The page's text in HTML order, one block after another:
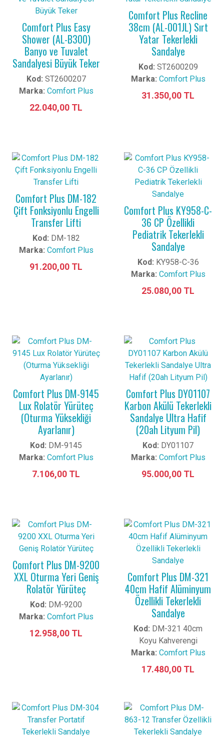
Comfort Plus Easy
Shower (AL-B300)
Banyo ve Tuvalet
Sandalyesi Büyük Teker
Kod: ST2600207
Marka: Comfort Plus
22.040,00 TL
Comfort Plus Recline
38cm (AL-001JL) Sırt
Yatar Tekerlekli
Sandalye
Kod: ST2600209
Marka: Comfort Plus
31.350,00 TL
Comfort Plus DM-182
Çift Fonksiyonlu Engelli
Transfer Lifti
Kod: DM-182
Marka: Comfort Plus
91.200,00 TL
Comfort Plus KY958-C-
36 CP Özellikli
Pediatrik Tekerlekli
Sandalye
Kod: KY958-C-36
Marka: Comfort Plus
25.080,00 TL
Comfort Plus DM-9145
Lux Rolatör Yürüteç
(Oturma Yüksekliği
Ayarlanır)
Kod: DM-9145
Marka: Comfort Plus
7.106,00 TL
Comfort Plus DY01107
Karbon Akülü Tekerlekli
Sandalye Ultra Hafif
(20ah Lityum Pil)
Kod: DY01107
Marka: Comfort Plus
95.000,00 TL
Comfort Plus DM-9200
XXL Oturma Yeri Geniş
Rolatör Yürüteç
Kod: DM-9200
Marka: Comfort Plus
12.958,00 TL
Comfort Plus DM-321
40cm Hafif Alüminyum
Özellikli Tekerlekli
Sandalye
Kod: DM-321 40cm
Koyu Kahverengi
Marka: Comfort Plus
17.480,00 TL